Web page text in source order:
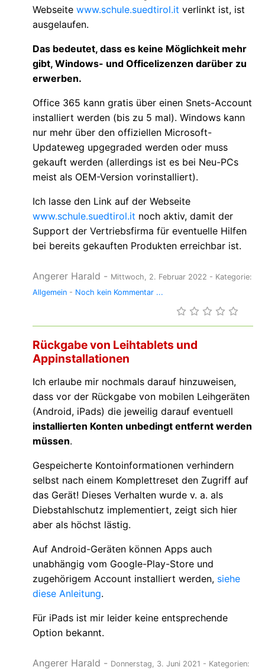
Webseite www.schule.suedtirol.it verlinkt ist, ist
ausgelaufen.
Das bedeutet, dass es keine Möglichkeit mehr
gibt, Windows- und Officelizenzen darüber zu
erwerben.
Office 365 kann gratis über einen Snets-Account
installiert werden (bis zu 5 mal). Windows kann
nur mehr über den offiziellen Microsoft-
Updateweg upgegraded werden oder muss
gekauft werden (allerdings ist es bei Neu-PCs
meist als OEM-Version vorinstalliert).
Ich lasse den Link auf der Webseite
www.schule.suedtirol.it noch aktiv, damit der
Support der Vertriebsfirma für eventuelle Hilfen
bei bereits gekauften Produkten erreichbar ist.
Angerer Harald - Mittwoch, 2. Februar 2022 - Kategorie:
Allgemein - Noch kein Kommentar ...
Rückgabe von Leihtablets und
Appinstallationen
Ich erlaube mir nochmals darauf hinzuweisen,
dass vor der Rückgabe von mobilen Leihgeräten
(Android, iPads) die jeweilig darauf eventuell
installierten Konten unbedingt entfernt werden
müssen.
Gespeicherte Kontoinformationen verhindern
selbst nach einem Komplettreset den Zugriff auf
das Gerät! Dieses Verhalten wurde v. a. als
Diebstahlschutz implementiert, zeigt sich hier
aber als höchst lästig.
Auf Android-Geräten können Apps auch
unabhängig vom Google-Play-Store und
zugehörigem Account installiert werden, siehe
diese Anleitung.
Für iPads ist mir leider keine entsprechende
Option bekannt.
Angerer Harald - Donnerstag, 3. Juni 2021 - Kategorien: